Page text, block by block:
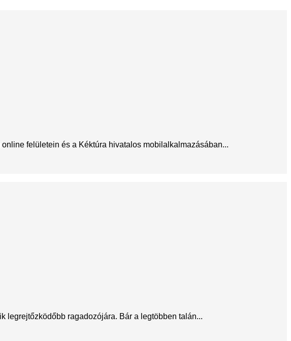
felületein és a Kéktúra hivatalos mobilalkalmazásában...
legrejtőzködőbb ragadozójára. Bár a legtöbben talán...